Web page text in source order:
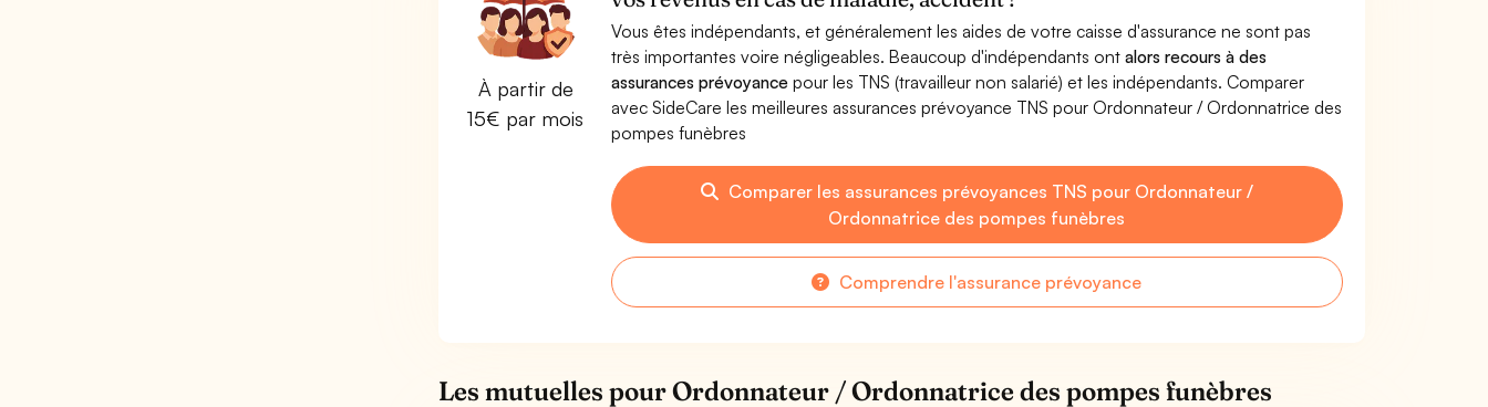
À partir de
15€ par mois
Vous êtes indépendants, et généralement les aides de votre caisse d'assurance ne sont pas
très importantes voire négligeables. Beaucoup d'indépendants ont alors recours à des
assurances prévoyancepour les TNS (travailleur non salarié) et les indépendants. Comparer
avec SideCare les meilleures assurances prévoyance TNS pour Ordonnateur / Ordonnatrice des
pompes funèbres
Comparer les assurances prévoyances TNS pour Ordonnateur /
Ordonnatrice des pompes funèbres
Comprendre l'assurance prévoyance
Les mutuelles pour Ordonnateur / Ordonnatrice des pompes funèbres